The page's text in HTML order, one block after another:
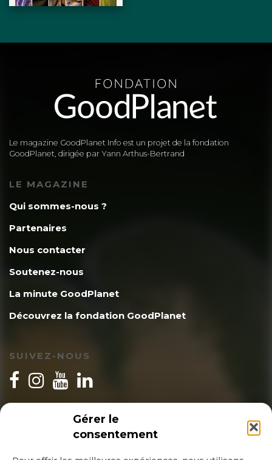
Gérer le
consentement
Le magazine GoodPlanet Info est un projet de la fondation
GoodPlanet, dirigée par Yann Arthus-Bertrand
LE MAGAZINE
Qui sommes-nous ?
Partenaires
Nous contacter
Soutenez-nous
La minute GoodPlanet
Découvrez la fondation GoodPlanet
SUIVEZ-NOUS
INSCRIPTION NEWSLETTER